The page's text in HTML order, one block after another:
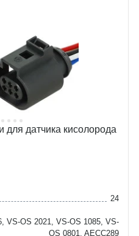
датчика кисолорода
24
VS-OS 2021, VS-OS 1085, VS-
OS 0801, AECC289